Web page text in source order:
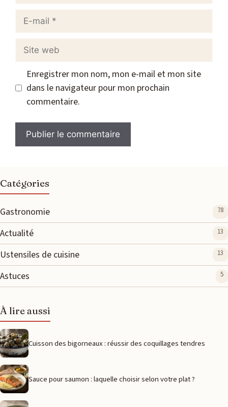
Site
Enregistrer mon nom, mon e-mail et mon site
dans le navigateur pour mon prochain
commentaire.
Catégories
Gastronomie 78
Actualité 13
Ustensiles de cuisine 13
Astuces 5
À lire aussi
Cuisson des bigorneaux : réussir des coquillages tendres
Sauce pour saumon : laquelle choisir selon votre plat ?